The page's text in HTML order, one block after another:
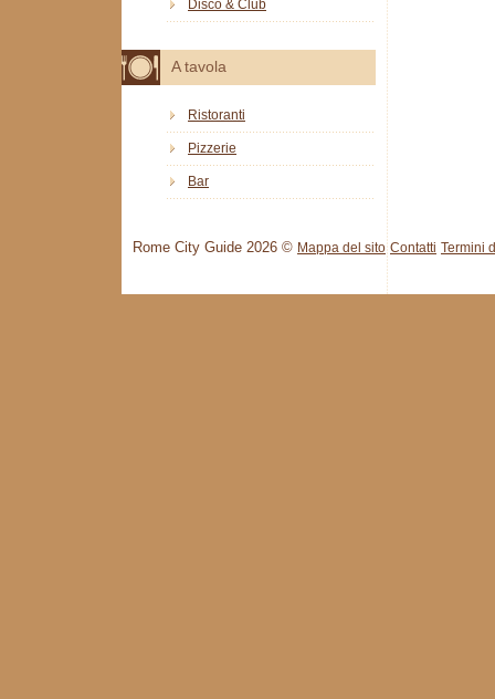
Disco & Club
A tavola
Ristoranti
Pizzerie
Bar
Rome City Guide 2026 © Mappa del sito Contatti Termini